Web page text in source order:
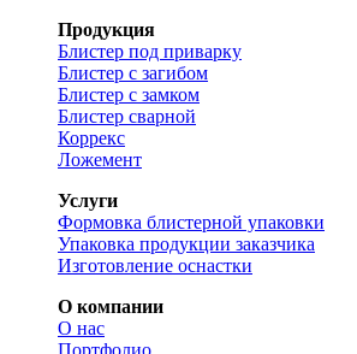
Продукция
Блистер под приварку
Блистер с загибом
Блистер с замком
Блистер сварной
Коррекс
Ложемент
Услуги
Формовка блистерной упаковки
Упаковка продукции заказчика
Изготовление оснастки
О компании
О нас
Портфолио